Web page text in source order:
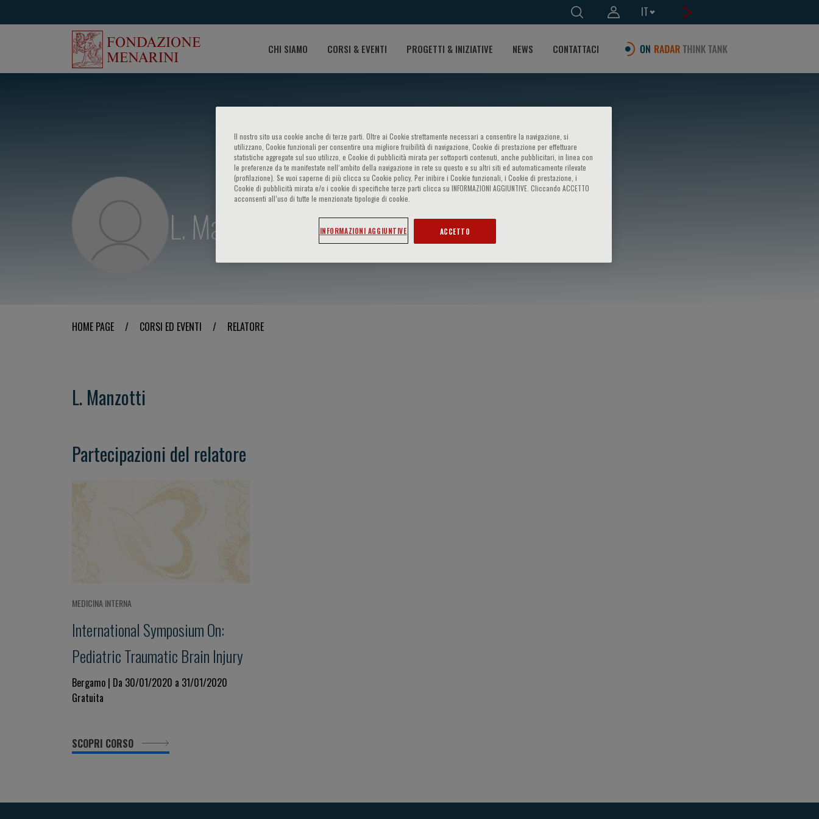
IT
CHI SIAMO CORSI & EVENTI PROGETTI & INIZIATIVE NEWS CONTATTACI
L. Manzotti
HOME PAGE / CORSI ED EVENTI / RELATORE
L. Manzotti
Partecipazioni del relatore
MEDICINA INTERNA
International Symposium On:
Pediatric Traumatic Brain Injury
Bergamo | Da 30/01/2020 a 31/01/2020
Gratuita
SCOPRI CORSO
Il nostro sito usa cookie anche di terze parti. Oltre ai Cookie strettamente necessari a consentire la navigazione, si
utilizzano, Cookie funzionali per consentire una migliore fruibilità di navigazione, Cookie di prestazione per effettuare
statistiche aggregate sul suo utilizzo, e Cookie di pubblicità mirata per sottoporti contenuti, anche pubblicitari, in linea con
le preferenze da te manifestate nell‘ambito della navigazione in rete su questo e su altri siti ed automaticamente rilevate
(profilazione). Se vuoi saperne di più clicca su Cookie policy. Per inibire i Cookie funzionali, i Cookie di prestazione, i
Cookie di pubblicità mirata e/o i cookie di specifiche terze parti clicca su INFORMAZIONI AGGIUNTIVE. Cliccando ACCETTO
acconsenti all’uso di tutte le menzionate tipologie di cookie.
INFORMAZIONI AGGIUNTIVE ACCETTO